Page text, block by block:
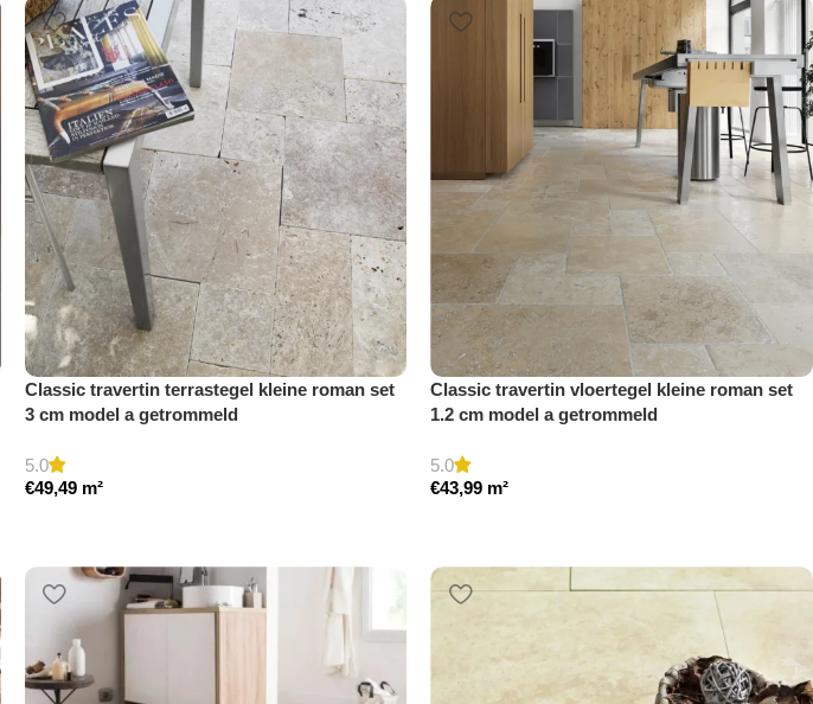
Classic travertin terrastegel kleine roman set
3 cm model a getrommeld
5.0
€49,49 m²
Classic travertin vloertegel kleine roman set
1.2 cm model a getrommeld
5.0
€43,99 m²